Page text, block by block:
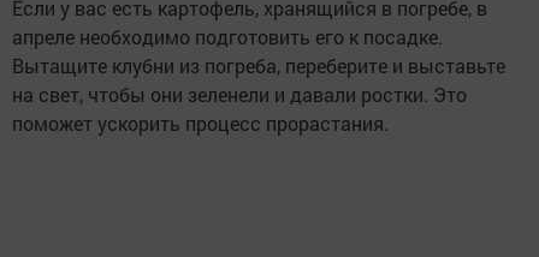
Если у вас есть картофель, хранящийся в погребе, в
апреле необходимо подготовить его к посадке.
Вытащите клубни из погреба, переберите и выставьте
на свет, чтобы они зеленели и давали ростки. Это
поможет ускорить процесс прорастания.